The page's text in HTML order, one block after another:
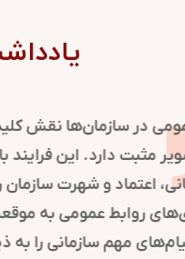
روابط عمومی در
حفظ تصویر مثبت دارد.
اطلاع‌رسانی، اعتماد و
استراتژی‌های روابط
کرده و پیام‌های مهم